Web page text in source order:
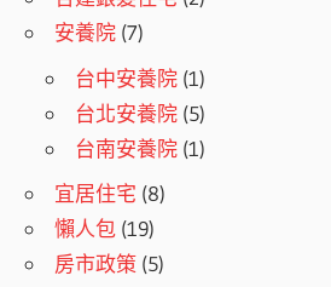
安養院 (7)
台中安養院 (1)
台北安養院 (5)
台南安養院 (1)
宜居住宅 (8)
懶人包 (19)
房市政策 (5)